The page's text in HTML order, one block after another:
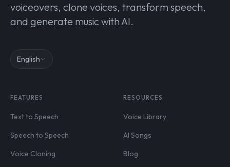
voiceovers, clone voices, transform speech,
and generate music with AI.
English
FEATURES
Text to Speech
Speech to Speech
Voice Cloning
RESOURCES
Voice Library
AI Songs
Blog